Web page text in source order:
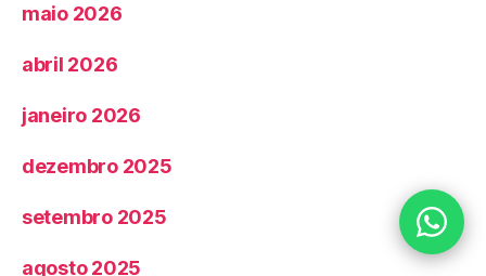
maio 2026
abril 2026
janeiro 2026
dezembro 2025
setembro 2025
agosto 2025